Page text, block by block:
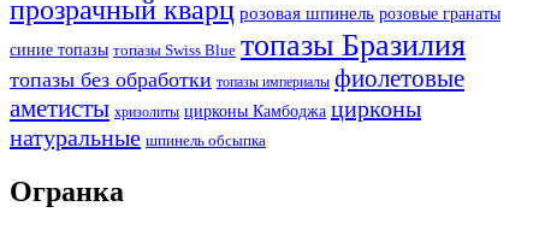
прозрачный кварц розовая шпинель розовые гранаты
синие топазы топазы Swiss Blue топазы Бразилия
топазы без обработки топазы империалы фиолетовые
аметисты хризолиты цирконы Камбоджа цирконы
натуральные шпинель обсыпка
Огранка